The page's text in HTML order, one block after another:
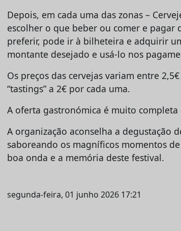
Depois, em cada uma das zonas –
escolher o que beber ou comer e pagar
preferir, pode ir à bilheteira e adquirir
montante desejado e usá-lo nos
Os preços das cervejas variam entre
“tastings” a 2€ por cada uma.
A oferta gastronómica é muito
A organização aconselha a degustação
saboreando os magníficos momentos
boa onda e a memória deste festival.
segunda-feira, 01 junho 2026 17:21